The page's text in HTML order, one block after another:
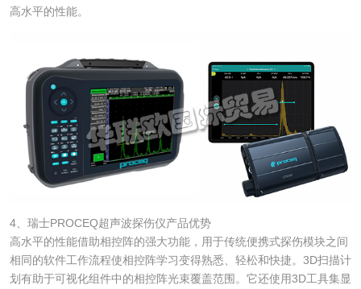
高水平的性能。
4、瑞士PROCEQ超声波探伤仪产品优势
高水平的性能借助相控阵的强大功能，用于传统便携式探伤模块之间
相同的软件工作流程使相控阵学习变得熟悉、轻松和快捷。3D扫描计
划有助于可视化组件中的相控阵光束覆盖范围。它还使用3D工具集显